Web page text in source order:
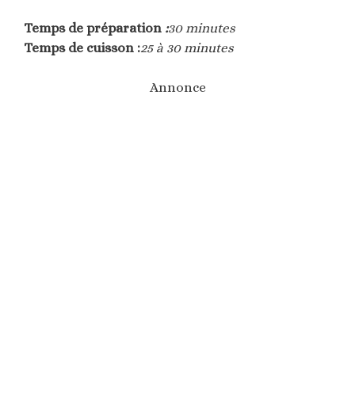
Temps de préparation :30 minutes
Temps de cuisson :25 à 30 minutes
Annonce